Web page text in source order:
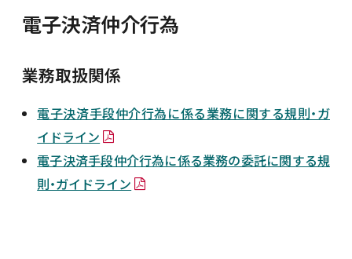
規則・ガイドライン
統計調査
会員紹介
詐欺関連情報
電子決済仲介行為
業務取扱関係
電子決済手段仲介行為に係る業務に関する規則・ガ
イドライン
電子決済手段仲介行為に係る業務の委託に関する規
則・ガイドライン